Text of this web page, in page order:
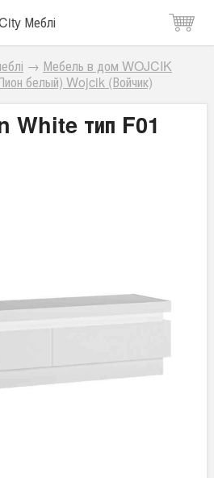
Меблі
→ Мебель в дом WOJCIK
белый) Wojcik (Войчик)
White тип F01